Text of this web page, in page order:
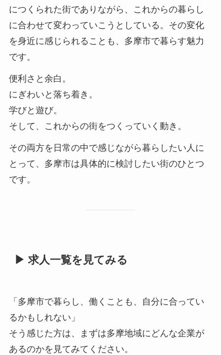
につくられた街でありながら、これからの暮らし
に合わせて変わっていこうとしている。その変化
を身近に感じられることも、多摩市で暮らす魅力
です。
便利さと余白。
にぎわいと落ち着き。
学びと遊び。
そして、これからの街をつくっていく動き。
その両方を日常の中で感じながら暮らしたい人に
とって、多摩市は具体的に検討したい街のひとつ
です。
▶ 求人一覧を見てみる
「多摩市で暮らし、働くことも、自分に合ってい
るかもしれない」
そう感じた方は、まずは多摩地域にどんな企業が
あるのかを見てみてください。